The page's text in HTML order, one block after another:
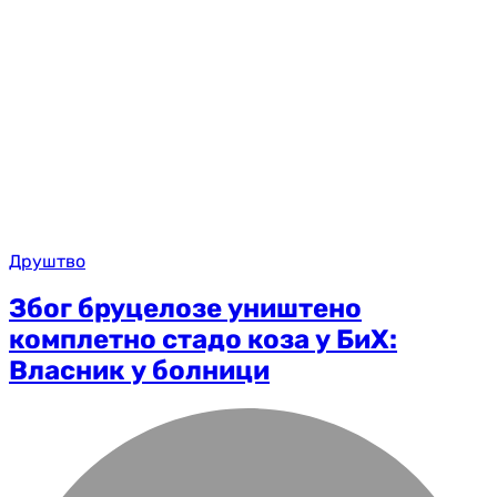
Друштво
Због бруцелозе уништено
комплетно стадо коза у БиХ:
Власник у болници